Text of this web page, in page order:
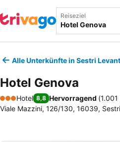
Reiseziel
Alle Unterkünfte in Sestri
Hotel Genova
3 Sterne
Hotel 8,8 Hervorragend (
Viale Mazzini, 126/130, 16039,